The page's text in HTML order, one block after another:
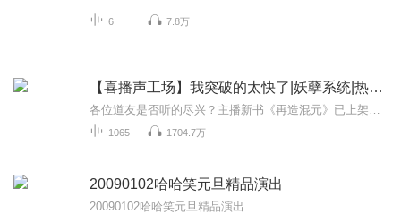
6 7.8万
【喜播声工场】我突破的太快了|妖孽系统|热血爆笑
1065 1704.7万
20090102哈哈笑元旦精品演出
20090102哈哈笑元旦精品演出